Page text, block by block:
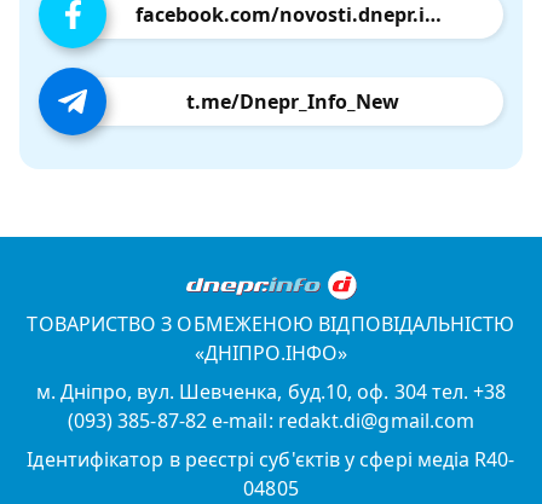
facebook.com/novosti.dnepr.info
t.me/Dnepr_Info_New
ТОВАРИСТВО З ОБМЕЖЕНОЮ ВІДПОВІДАЛЬНІСТЮ
«ДНІПРО.ІНФО»
м. Дніпро, вул. Шевченка, буд.10, оф. 304 тел. +38
(093) 385-87-82 e-mail: redakt.di@gmail.com
Ідентифікатор в реєстрі суб'єктів у сфері медіа R40-
04805